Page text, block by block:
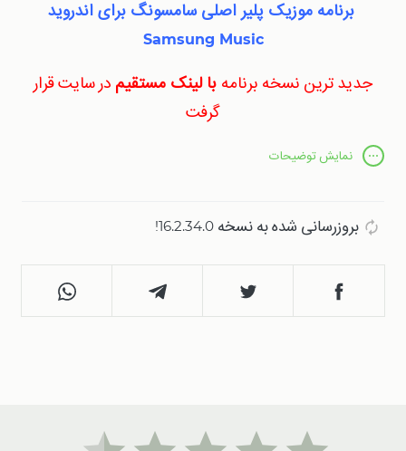
برنامه موزیک پلیر اصلی سامسونگ برای اندروید
Samsung Music
جدید ترین نسخه برنامه با لینک مستقیم در سایت قرار
گرفت
با مرور و بررسی فروشگاه‌ های اندرویدی و پلیرهای صوتی
را دارند که به کاربران این امکان را می‌دهند تا فایل‌های
صوتی خود را با کیفیت پخش کنند. در میان این پلیرها،
موزیک سامسونگیکی از برترین‌ها به حساب می‌آید.
کاربران به سادگی لیستی از انواع فرمت‌های صوتی مختلف
نمایش توضیحات
بروزرسانی شده به نسخه 16.2.34.0!